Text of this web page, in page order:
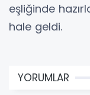
eşliğinde
hale geldi.
YORUMLAR